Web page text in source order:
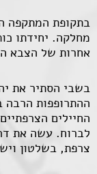
מחלקה. יחידתו
אחרות של הצבא
בשבי הסתיר את
ההתרופפות
החיילים
לברוח. עשה את
צרפת, בשלטון